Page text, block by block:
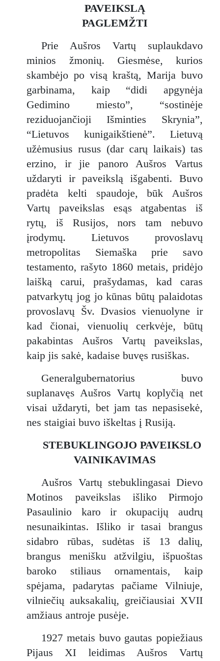
PAVEIKSLĄ
PAGLEMŽTI
Prie Aušros Vartų suplaukdavo
minios žmonių. Giesmėse, kurios
skambėjo po visą kraštą, Marija buvo
garbinama, kaip “didi apgynėja
Gedimino miesto”, “sostinėje
reziduojančioji Išminties Skrynia”,
“Lietuvos kunigaikštienė”. Lietuvą
užėmusius rusus (dar carų laikais) tas
erzino, ir jie panoro Aušros Vartus
uždaryti ir paveikslą išgabenti. Buvo
pradėta kelti spaudoje, būk Aušros
Vartų paveikslas esąs atgabentas iš
rytų, iš Rusijos, nors tam nebuvo
įrodymų. Lietuvos provoslavų
metropolitas Siemaška prie savo
testamento, rašyto 1860 metais, pridėjo
laišką carui, prašydamas, kad caras
patvarkytų jog jo kūnas būtų palaidotas
provoslavų Šv. Dvasios vienuolyne ir
kad čionai, vienuolių cerkvėje, būtų
pakabintas Aušros Vartų paveikslas,
kaip jis sakė, kadaise buvęs rusiškas.
Generalgubernatorius buvo
suplanavęs Aušros Vartų koplyčią net
visai uždaryti, bet jam tas nepasisekė,
nes staigiai buvo iškeltas į Rusiją.
STEBUKLINGOJO PAVEIKSLO
VAINIKAVIMAS
Aušros Vartų stebuklingasai Dievo
Motinos paveikslas išliko Pirmojo
Pasaulinio karo ir okupacijų audrų
nesunaikintas. Išliko ir tasai brangus
sidabro rūbas, sudėtas iš 13 dalių,
brangus menišku atžvilgiu, išpuoštas
baroko stiliaus ornamentais, kaip
spėjama, padarytas pačiame Vilniuje,
vilniečių auksakalių, greičiausiai XVII
amžiaus antroje pusėje.
1927 metais buvo gautas popiežiaus
Pijaus XI leidimas Aušros Vartų